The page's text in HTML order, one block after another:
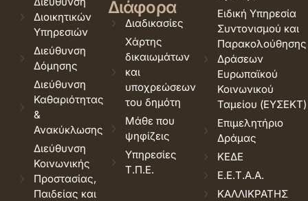
Διοικητικών
Υπηρεσιών
Διεύθυνση
Δόμησης
Διεύθυνση
Καθαριότητας
&
Ανακύκλωσης
Διεύθυνση
Κοινωνικής
Προστασίας,
Παιδείας και
Διάφορα
Διαδικασίες
Χάρτης
δικαιωμάτων
και
υποχρεώσεων
του δημότη
Μάθε που
ψηφίζεις
Υπηρεσίες
Τ.Π.Ε.
Ειδική Υπηρεσία
Συντονισμού και
Παρακολούθησης
Δράσεων
Ευρωπαϊκού
Κοινωνικού
Ταμείου (ΕΥΣΕΚΤ)
Επιμελητήριο
Δράμας
ΚΕΔΕ
Ε.Ε.Τ.Α.Α.
ΚΑΛΛΙΚΡΑΤΗΣ